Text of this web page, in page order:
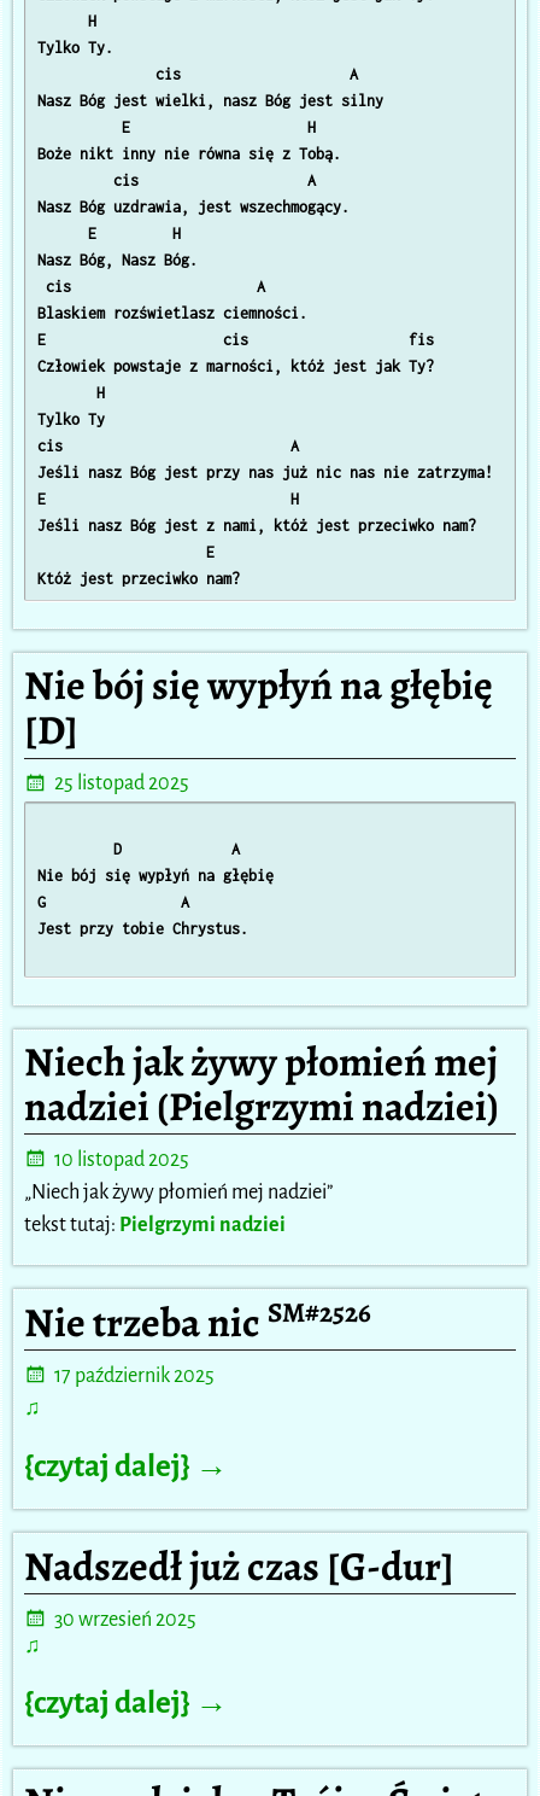
      H
Tylko Ty.
              cis                    A
Nasz Bóg jest wielki, nasz Bóg jest silny
Boże nikt inny nie równa się z Tobą.
         cis                    A
Nasz Bóg uzdrawia, jest wszechmogący.
Nasz Bóg, Nasz Bóg.
cis                      A
Blaskiem rozświetlasz ciemności.
E                     cis                   fis
Człowiek powstaje z marności, któż jest jak Ty?
       H
Tylko Ty
cis                           A
Jeśli nasz Bóg jest przy nas już nic nas nie zatrzyma!
E                             H
Jeśli nasz Bóg jest z nami, któż jest przeciwko nam?
Nie bój się wypłyń na głębię
[D]
25 listopad 2025
         D             A
Nie bój się wypłyń na głębię
G                A
Jest przy tobie Chrystus.
Niech jak żywy płomień mej
nadziei (Pielgrzymi nadziei)
10 listopad 2025
„Niech jak żywy płomień mej nadziei”
tekst tutaj: Pielgrzymi nadziei
Nie trzeba nic SM#2526
17 październik 2025
♫
{czytaj dalej} →
Nadszedł już czas [G-dur]
30 wrzesień 2025
♫
{czytaj dalej} →